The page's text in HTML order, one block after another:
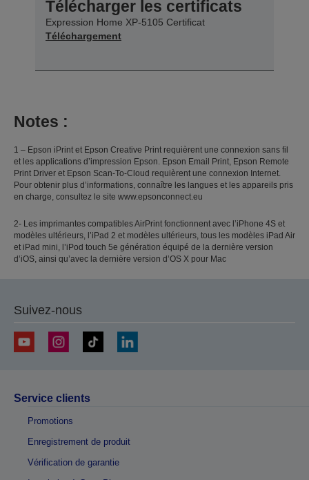
Télécharger les certificats
Expression Home XP-5105 Certificat
Téléchargement
Notes :
1 – Epson iPrint et Epson Creative Print requièrent une connexion sans fil
et les applications d’impression Epson. Epson Email Print, Epson Remote
Print Driver et Epson Scan-To-Cloud requièrent une connexion Internet.
Pour obtenir plus d’informations, connaître les langues et les appareils pris
en charge, consultez le site www.epsonconnect.eu
2- Les imprimantes compatibles AirPrint fonctionnent avec l’iPhone 4S et
modèles ultérieurs, l’iPad 2 et modèles ultérieurs, tous les modèles iPad Air
et iPad mini, l’iPod touch 5e génération équipé de la dernière version
d’iOS, ainsi qu’avec la dernière version d’OS X pour Mac
Suivez-nous
Service clients
Promotions
Enregistrement de produit
Vérification de garantie